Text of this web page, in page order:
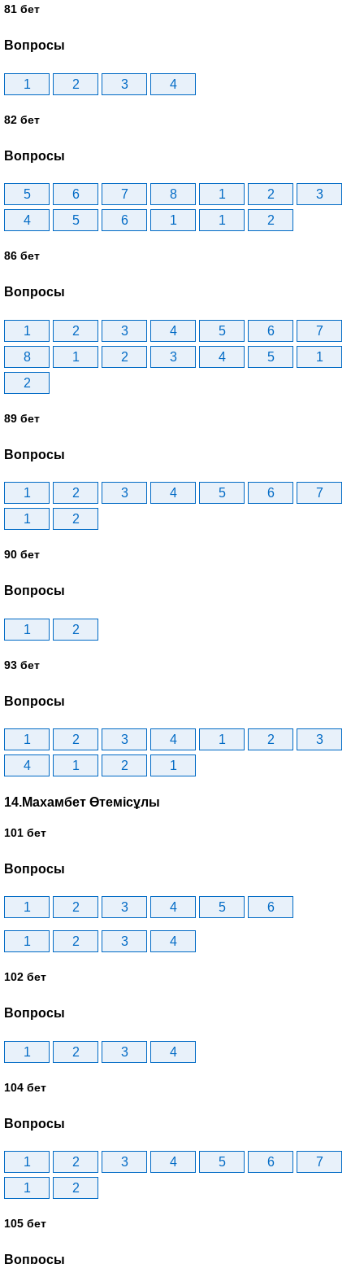
81 бет
Вопросы
1 2 3 4
82 бет
Вопросы
5 6 7 8 1 2
3
4
5 6 1 1 2
86 бет
Вопросы
1 2 3 4 5 6
7
8
1 2 3 4 5
1
2
89 бет
Вопросы
1 2 3 4 5 6
7
1
2
90 бет
Вопросы
1 2
93 бет
Вопросы
1 2 3 4 1 2
3
4
1 2 1
14.Махамбет Өтемісұлы
101 бет
Вопросы
1 2 3 4 5 6
1 2 3 4
102 бет
Вопросы
1 2 3 4
104 бет
Вопросы
1 2 3 4 5 6
7
1
2
105 бет
Вопросы